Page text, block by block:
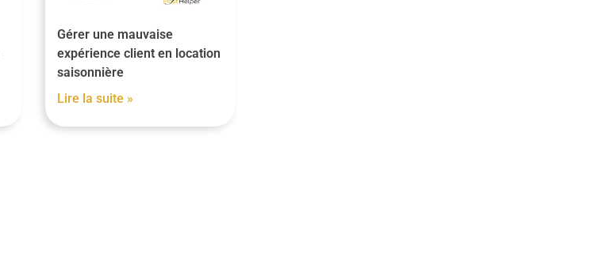
Gérer une mauvaise
expérience client en location
saisonnière
Lire la suite »